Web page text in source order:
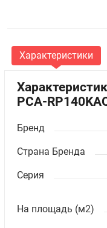
Характеристики
PCA-
Бренд
Страна Бренда
Серия
На площадь (м2)